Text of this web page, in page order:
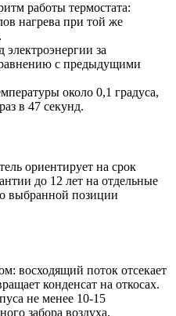
работы термостата:
нагрева при той же
за
с предыдущими
около 0,1 градуса,
в 47 секунд.
ориентирует на срок
до 12 лет на отдельные
выбранной позиции
восходящий поток отсекает
конденсат на откосах.
не менее 10-15
забора воздуха.